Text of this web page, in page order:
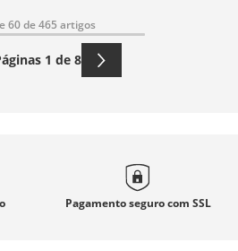
60 de 465 artigos
1 de 8
Pagamento seguro com SSL